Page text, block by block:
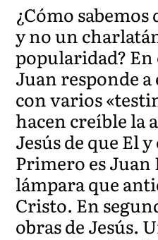
¿Cómo sabemos
y no un
popularidad?
Juan responde
con varios
hacen creíble la
Jesús de que El
Primero es Juan
lámpara que
Cristo. En
obras de Jesús.